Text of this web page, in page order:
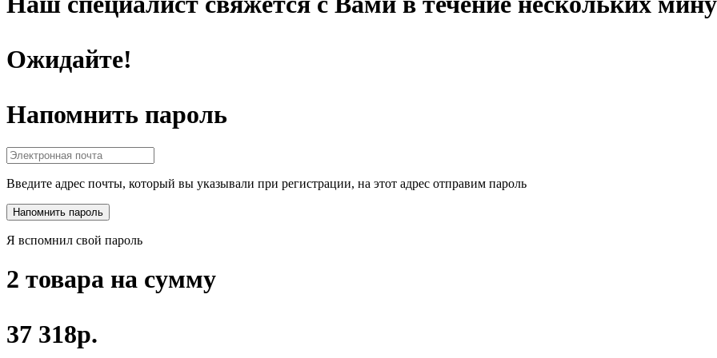
Ожидайте!
Напомнить пароль
Введите адрес почты, который вы указывали при регистрации, на этот адрес отправим пароль
Я вспомнил свой пароль
2 товара на сумму
37 318р.